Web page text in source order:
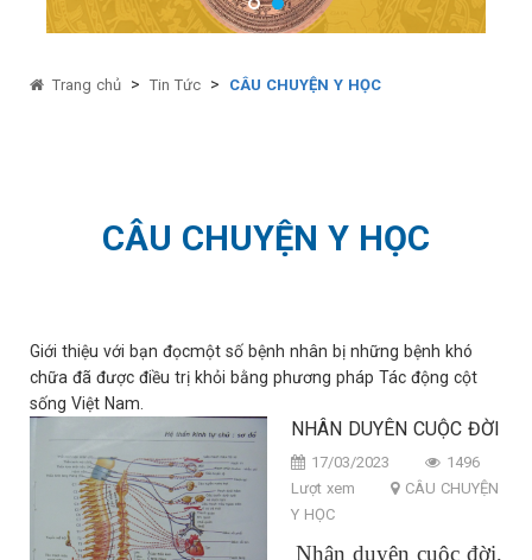
Trang chủ > Tin Tức > CÂU CHUYỆN Y HỌC
CÂU CHUYỆN Y HỌC
Giới thiệu với bạn đọcmột số bệnh nhân bị những bệnh khó
chữa đã được điều trị khỏi bằng phương pháp Tác động cột
sống Việt Nam.
NHÂN DUYÊN CUỘC ĐỜI
17/03/2023
1496
Lượt xem
CÂU CHUYỆN
Y HỌC
Nhân duyên cuộc đời,